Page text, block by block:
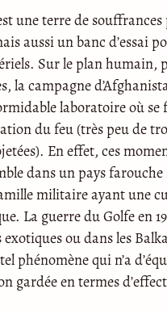
une terre de
aussi un banc d’essai
Sur le plan humain,
la campagne
laboratoire où se
du feu (très peu de
En effet, ces
dans un pays
militaire ayant une
La guerre du Golfe en
ou dans les
phénomène qui n’a
gardée en termes